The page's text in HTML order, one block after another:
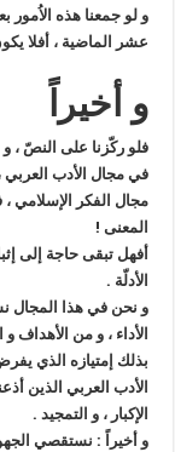
و لو جمعنا هذه الاُمور
عشر الماضية ، أفلا
و أخيراً
فلو ركّزنا على النصّ ، و
في مجال الأدب العربي
مجال الفكر الإسلامي
المعنى !
أفهل تبقى حاجة إلى
الأدلّة .
و نحن في هذا المجال
الأداء ، و من الأهداف
بذلك إمتيازه الذي
الأدب العربي الذين
الإكبار ، و التمجيد .
و أخيراً : نستقصي